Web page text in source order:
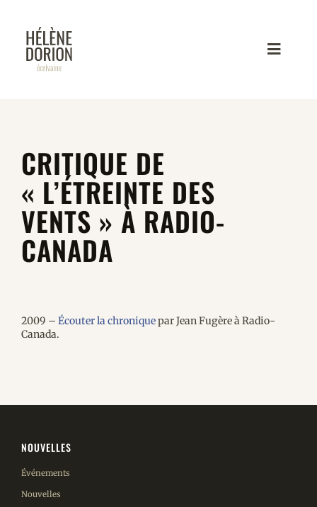
content
Toggle
PORTRAIT
LIVRES
AUDIO / VIDÉO
CRITIQUE DE
« L’ÉTREINTE DES
VENTS » À RADIO-
CANADA
2009 – Écouter la chroniquepar Jean Fugère à Radio-
Canada.
NOUVELLES
Événements
Nouvelles